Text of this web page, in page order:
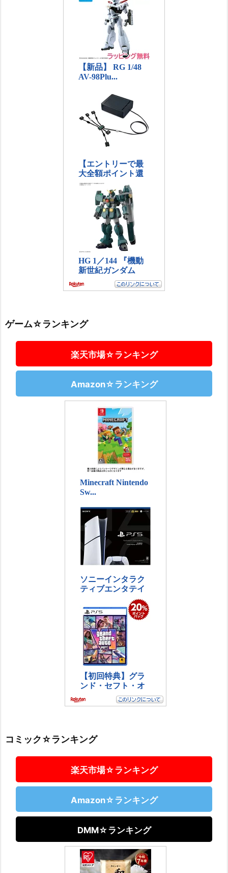
ゲーム☆ランキング
楽天市場☆ランキング
Amazon☆ランキング
コミック☆ランキング
楽天市場☆ランキング
Amazon☆ランキング
DMM☆ランキング